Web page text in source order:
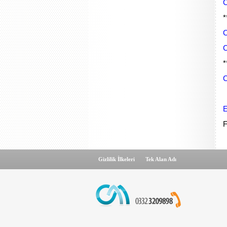
Gizlilik İlkeleri Tek Alan Adı